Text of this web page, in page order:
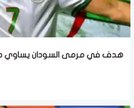
هدف في مرمى السودان يساوي